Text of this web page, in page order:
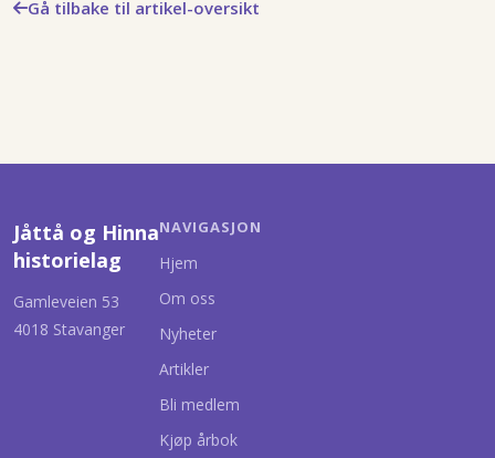
Gå tilbake til artikel-oversikt
Jåttå og Hinna
historielag
Gamleveien 53
4018 Stavanger
NAVIGASJON
Hjem
Om oss
Nyheter
Artikler
Bli medlem
Kjøp årbok